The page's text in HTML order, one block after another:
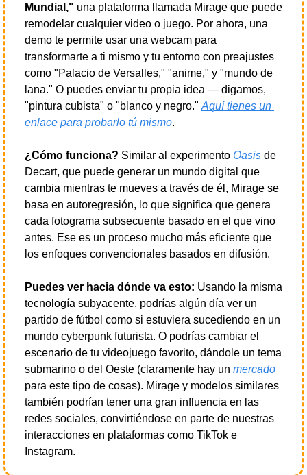
Mundial," una plataforma llamada Mirage que puede
remodelar cualquier video o juego. Por ahora, una
demo te permite usar una webcam para
transformarte a ti mismo y tu entorno con preajustes
como "Palacio de Versalles," "anime," y "mundo de
lana." O puedes enviar tu propia idea — digamos,
"pintura cubista" o "blanco y negro." Aquí tienes un
enlace para probarlo tú mismo.
¿Cómo funciona? Similar al experimento Oasis de
Decart, que puede generar un mundo digital que
cambia mientras te mueves a través de él, Mirage se
basa en autoregresión, lo que significa que genera
cada fotograma subsecuente basado en el que vino
antes. Ese es un proceso mucho más eficiente que
los enfoques convencionales basados en difusión.
Puedes ver hacia dónde va esto: Usando la misma
tecnología subyacente, podrías algún día ver un
partido de fútbol como si estuviera sucediendo en un
mundo cyberpunk futurista. O podrías cambiar el
escenario de tu videojuego favorito, dándole un tema
submarino o del Oeste (claramente hay un
para este tipo de cosas). Mirage y modelos similares
también podrían tener una gran influencia en las
redes sociales, convirtiéndose en parte de nuestras
interacciones en plataformas como TikTok e
Instagram.